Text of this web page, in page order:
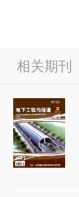
相关期刊